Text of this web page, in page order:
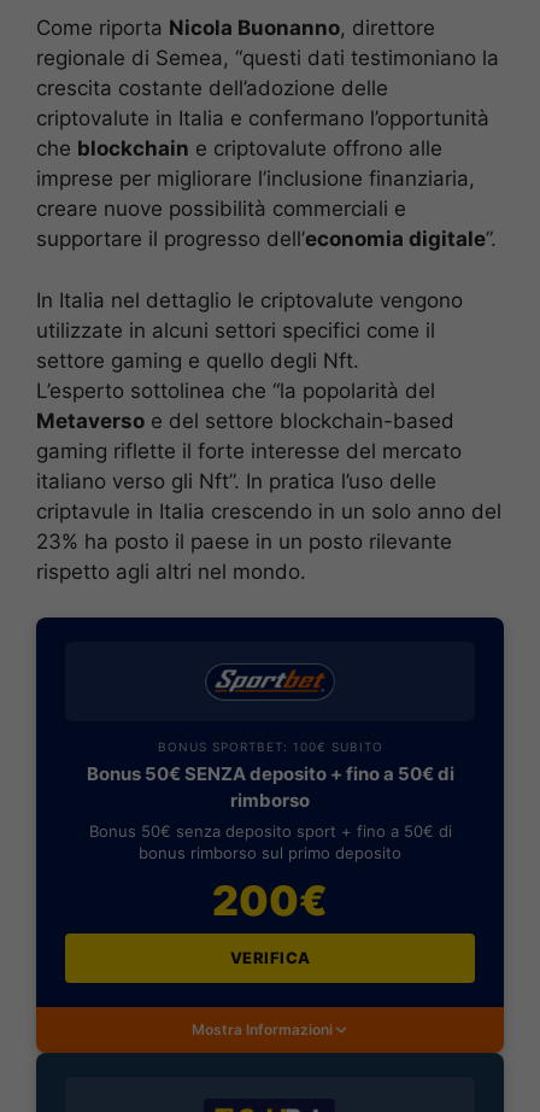
Come riporta Nicola Buonanno, direttore
regionale di Semea, “questi dati testimoniano la
crescita costante dell’adozione delle
criptovalute in Italia e confermano l’opportunità
che blockchain e criptovalute offrono alle
imprese per migliorare l’inclusione finanziaria,
creare nuove possibilità commerciali e
supportare il progresso dell’economia digitale”.
In Italia nel dettaglio le criptovalute vengono
utilizzate in alcuni settori specifici come il
settore gaming e quello degli Nft.
L’esperto sottolinea che “la popolarità del
Metaverso e del settore blockchain-based
gaming riflette il forte interesse del mercato
italiano verso gli Nft”. In pratica l’uso delle
criptavule in Italia crescendo in un solo anno del
23% ha posto il paese in un posto rilevante
rispetto agli altri nel mondo.
BONUS SPORTBET: 100€ SUBITO
Bonus 50€ SENZA deposito + fino a 50€ di
rimborso
Bonus 50€ senza deposito sport + fino a 50€ di
bonus rimborso sul primo deposito
200€
VERIFICA
Mostra Informazioni